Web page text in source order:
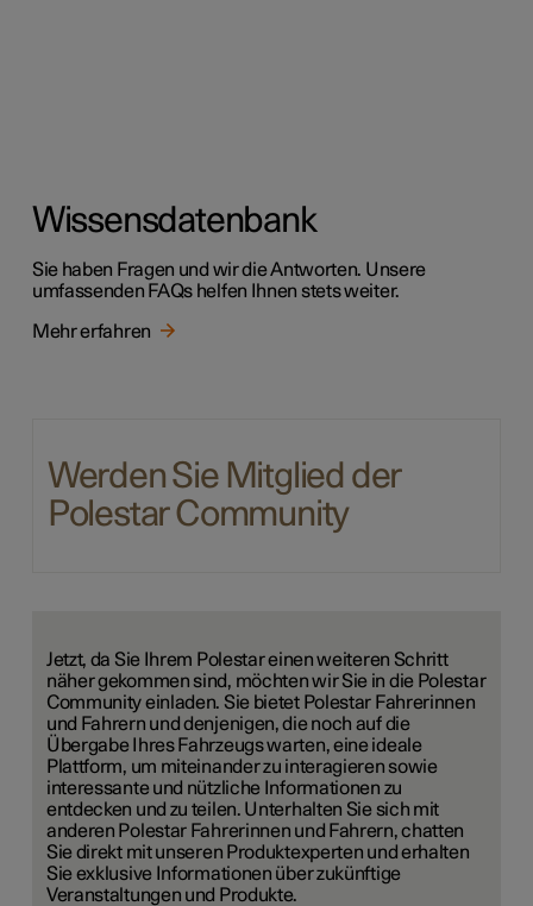
Wissensdatenbank
Sie haben Fragen und wir die Antworten. Unsere
umfassenden FAQs helfen Ihnen stets weiter.
Mehr erfahren
Werden Sie Mitglied der
Polestar Community
Jetzt, da Sie Ihrem Polestar einen weiteren Schritt
näher gekommen sind, möchten wir Sie in die Polestar
Community einladen. Sie bietet Polestar Fahrerinnen
und Fahrern und denjenigen, die noch auf die
Übergabe Ihres Fahrzeugs warten, eine ideale
Plattform, um miteinander zu interagieren sowie
interessante und nützliche Informationen zu
entdecken und zu teilen. Unterhalten Sie sich mit
anderen Polestar Fahrerinnen und Fahrern, chatten
Sie direkt mit unseren Produktexperten und erhalten
Sie exklusive Informationen über zukünftige
Veranstaltungen und Produkte.